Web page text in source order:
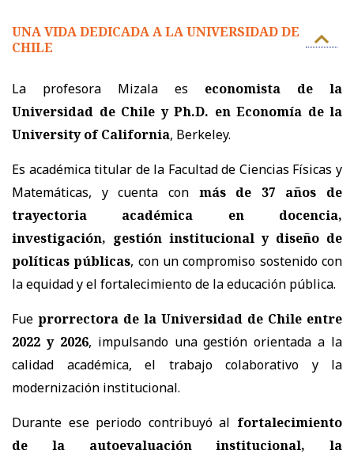
UNA VIDA DEDICADA A LA UNIVERSIDAD DE
CHILE
La profesora Mizala es economista de la
Universidad de Chile y Ph.D. en Economía de la
University of California, Berkeley.
Es académica titular de la Facultad de Ciencias Físicas y
Matemáticas, y cuenta con más de 37 años de
trayectoria académica
en docencia,
investigación, gestión institucional y diseño de
políticas públicas, con un compromiso sostenido con
la equidad y el fortalecimiento de la educación pública.
Fue prorrectora de la Universidad de Chile entre
2022 y 2026, impulsando una gestión orientada a la
calidad académica, el trabajo colaborativo y la
modernización institucional.
Durante ese periodo contribuyó al fortalecimiento
de la autoevaluación institucional, la